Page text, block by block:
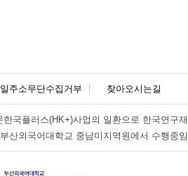
주소무단수집거부 찾아오시는길
한국플러스(HK+)사업의 일환으로 한국연구재
산외국어대학교 중남미지역원에서 수행중임